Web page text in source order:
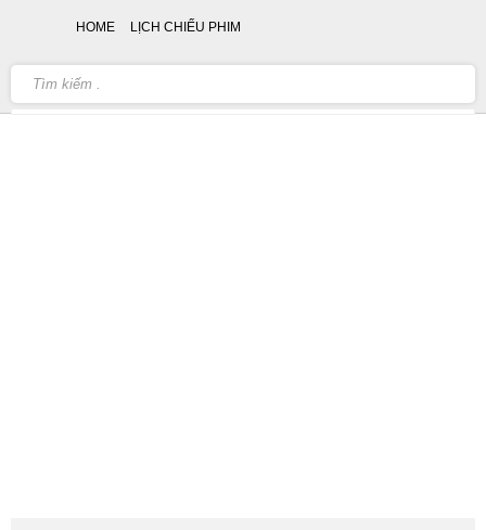
HOME LỊCH CHIẾU PHIM